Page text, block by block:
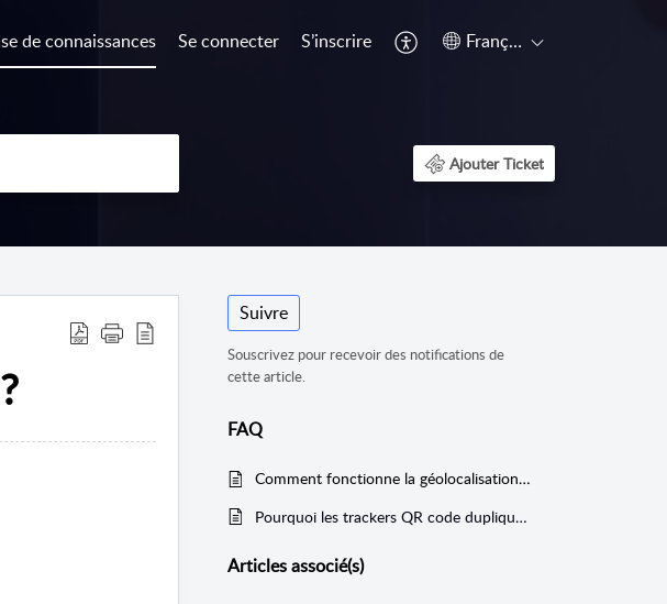
de connaissances Se connecter S’inscrire Français (France)
Ajouter Ticket
Suivre
Souscrivez pour recevoir des notifications de
cette article.
FAQ
Comment fonctionne la géolocalisation dans Ubiqod ?
Pourquoi les trackers QR code dupliqués sont-ils inactifs par défaut ?
Articlesassocié(s)